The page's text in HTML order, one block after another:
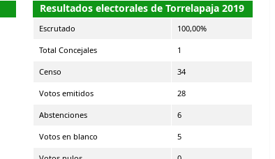
Resultados electorales de Torrelapaja 2019
Escrutado 100,00%
Total Concejales 1
Censo 34
Votos emitidos 28
Abstenciones 6
Votos en blanco 5